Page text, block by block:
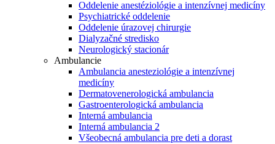
Oddelenie anestéziológie a intenzívnej medicíny
Psychiatrické oddelenie
Oddelenie úrazovej chirurgie
Dialyzačné stredisko
Neurologický stacionár
Ambulancie
Ambulancia anesteziológie a intenzívnej
medicíny
Dermatovenerologická ambulancia
Gastroenterologická ambulancia
Interná ambulancia
Interná ambulancia 2
Všeobecná ambulancia pre deti a dorast